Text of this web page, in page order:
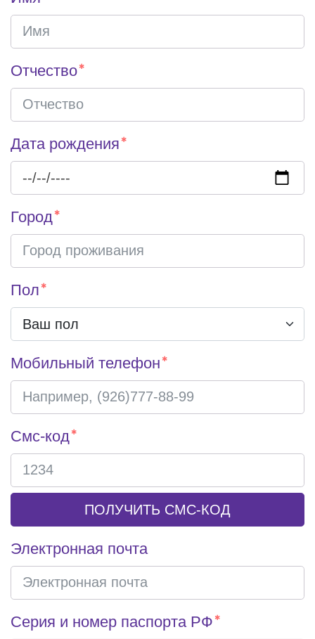
Отчество
Дата рождения
Город
Пол
Мобильный телефон
Смс-код
ПОЛУЧИТЬ СМС-КОД
Электронная почта
Серия и номер паспорта РФ